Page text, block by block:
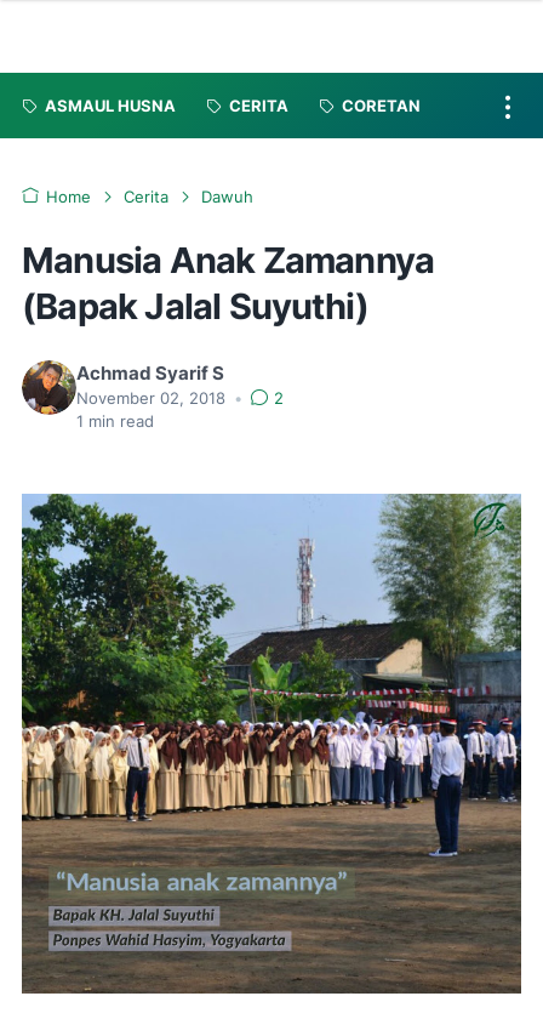
ASMAUL HUSNA CERITA CORETAN
Home Cerita Dawuh
Manusia Anak Zamannya
(Bapak Jalal Suyuthi)
Achmad Syarif S
November 02, 2018 •
2
1 min read